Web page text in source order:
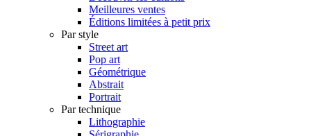
Meilleures ventes
Éditions limitées à petit prix
Par style
Street art
Pop art
Géométrique
Abstrait
Portrait
Par technique
Lithographie